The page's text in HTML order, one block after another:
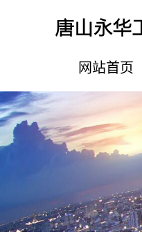
网站首页